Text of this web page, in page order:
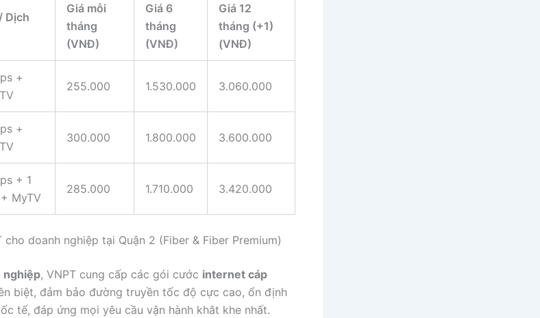
Dịch
Giá mỗi
tháng
(VNĐ)
Giá 6
tháng
(VNĐ)
Giá 12
tháng (+1)
(VNĐ)
+
255.000 1.530.000 3.060.000
+
300.000 1.800.000 3.600.000
+ 1
MyTV
285.000 1.710.000 3.420.000
doanh nghiệp tại Quận 2 (Fiber & Fiber Premium)
nghiệp, VNPT cung cấp các gói cước internet cáp
biệt, đảm bảo đường truyền tốc độ cực cao, ổn định
tế, đáp ứng mọi yêu cầu vận hành khắt khe nhất.